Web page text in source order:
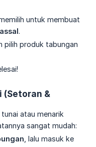
untuk membuat
.
pilih produk tabungan
(Setoran &
atau menarik
sangat mudah:
, lalu masuk ke